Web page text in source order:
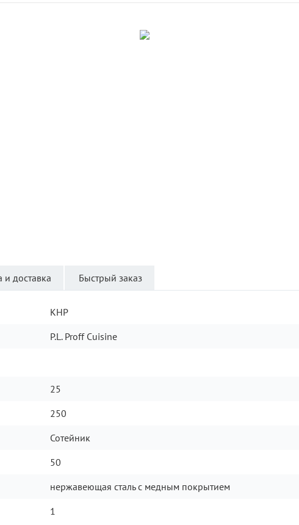
и доставка Быстрый заказ
КНР
P.L. Proff Cuisine
25
250
Сотейник
50
нержавеющая сталь с медным покрытием
1